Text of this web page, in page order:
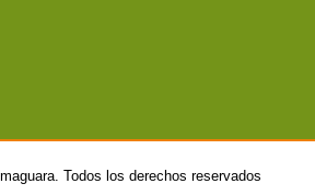
Todos los derechos reservados